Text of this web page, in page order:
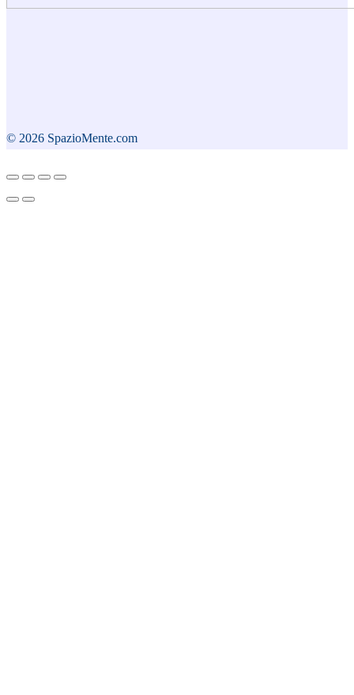
© 2026 SpazioMente.com